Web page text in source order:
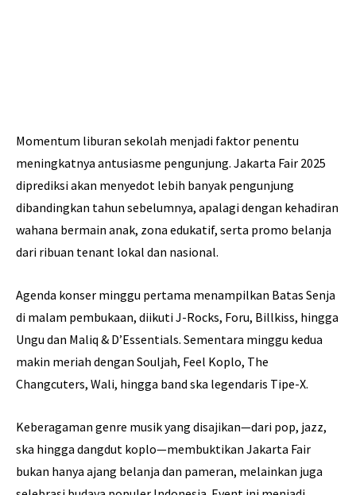
Momentum liburan sekolah menjadi faktor penentu
meningkatnya antusiasme pengunjung. Jakarta Fair 2025
diprediksi akan menyedot lebih banyak pengunjung
dibandingkan tahun sebelumnya, apalagi dengan kehadiran
wahana bermain anak, zona edukatif, serta promo belanja
dari ribuan tenant lokal dan nasional.
Agenda konser minggu pertama menampilkan Batas Senja
di malam pembukaan, diikuti J-Rocks, Foru, Billkiss, hingga
Ungu dan Maliq & D’Essentials. Sementara minggu kedua
makin meriah dengan Souljah, Feel Koplo, The
Changcuters, Wali, hingga band ska legendaris Tipe-X.
Keberagaman genre musik yang disajikan—dari pop, jazz,
ska hingga dangdut koplo—membuktikan Jakarta Fair
bukan hanya ajang belanja dan pameran, melainkan juga